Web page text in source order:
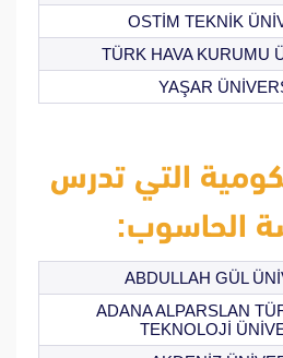
OSTİM TEKNİK
TÜRK HAVA KURUMU
YAŞAR
التي تدرس
الحاسوب:
ABDULLAH GÜL
ADANA ALPARSLAN
TEKNOLOJİ